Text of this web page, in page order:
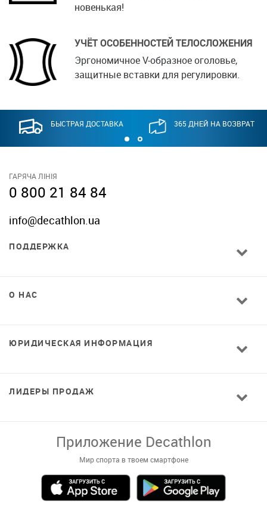
новенькая!
УЧЁТ ОСОБЕННОСТЕЙ ТЕЛОСЛОЖЕНИЯ
Эргономичное V-образное оголовье,
защитные вставки для регулировки.
БЫСТРАЯ ДОСТАВКА 365 ДНЕЙ НА ВОЗВРАТ
ГАРЯЧА ЛІНІЯ
0 800 21 84 84
info@decathlon.ua
ПОДДЕРЖКА
О НАС
ЮРИДИЧЕСКАЯ ИНФОРМАЦИЯ
ЛИДЕРЫ ПРОДАЖ
Приложение Decathlon
Мир спорта в твоем смартфоне